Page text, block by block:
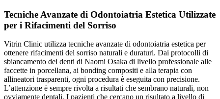
Tecniche Avanzate di Odontoiatria Estetica Utilizzate
per i Rifacimenti del Sorriso
Vitrin Clinic utilizza tecniche avanzate di odontoiatria estetica per
ottenere rifacimenti del sorriso naturali e duraturi. Dai protocolli di
sbiancamento dei denti di Naomi Osaka di livello professionale alle
faccette in porcellana, ai bonding compositi e alla terapia con
allineatori trasparenti, ogni procedura è eseguita con precisione.
L’attenzione è sempre rivolta a risultati che sembrano naturali, non
ovviamente dentali. I pazienti che cercano un risultato a livello di